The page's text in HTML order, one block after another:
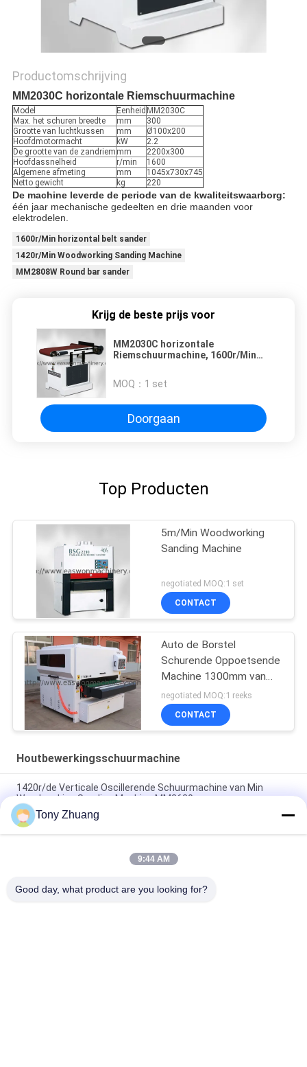
Productomschrijving
MM2030C horizontale Riemschuurmachine
Model Eenheid MM2030C
Max. het schuren breedte
mm
300
Grootte van luchtkussen
mm
Ø100x200
Hoofdmotormacht
kW
2.2
De grootte van de zandriem mm
2200x300
Hoofdassnelheid
r/min
1600
Algemene afmeting
mm
1045x730x745
Netto gewicht
kg 220
De machine leverde de periode van de kwaliteitswaarborg:
één jaar mechanische gedeelten en drie maanden voor
elektrodelen.
1600r/Min horizontal belt sander
1420r/Min Woodworking Sanding Machine
MM2808W Round bar sander
Krijg de beste prijs voor
MM2030C horizontale
Riemschuurmachine, 1600r/Min
MOQ： 1 set
Doorgaan
Top Producten
5m/Min Woodworking
Sanding Machine
negotiated MOQ:1 set
CONTACT
Auto de Borstel
Schurende Oppoetsende
Machine 1300mm van
DT1300-4S Y2H2 het
Werk Breedte
negotiated MOQ:1 reeks
CONTACT
Houtbewerkingsschuurmachine
1420r/de Verticale Oscillerende Schuurmachine van Min
Woodworking Sanding Machine MM2620
750mm Opheffende de Riemschuurmachine van de Handslag,
de Houten Schuurmachine van MM2218
W300mm Horizontale de Riemschuurmachine van de
Tony Zhuang
9:44 AM
Good day, what product are you looking for?